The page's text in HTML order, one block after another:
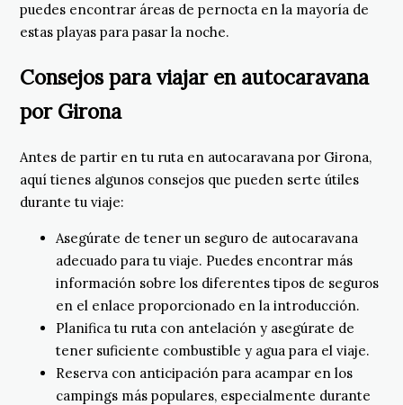
puedes encontrar áreas de pernocta en la mayoría de
estas playas para pasar la noche.
Consejos para viajar en autocaravana
por Girona
Antes de partir en tu ruta en autocaravana por Girona,
aquí tienes algunos consejos que pueden serte útiles
durante tu viaje:
Asegúrate de tener un seguro de autocaravana
adecuado para tu viaje. Puedes encontrar más
información sobre los diferentes tipos de seguros
en el enlace proporcionado en la introducción.
Planifica tu ruta con antelación y asegúrate de
tener suficiente combustible y agua para el viaje.
Reserva con anticipación para acampar en los
campings más populares, especialmente durante